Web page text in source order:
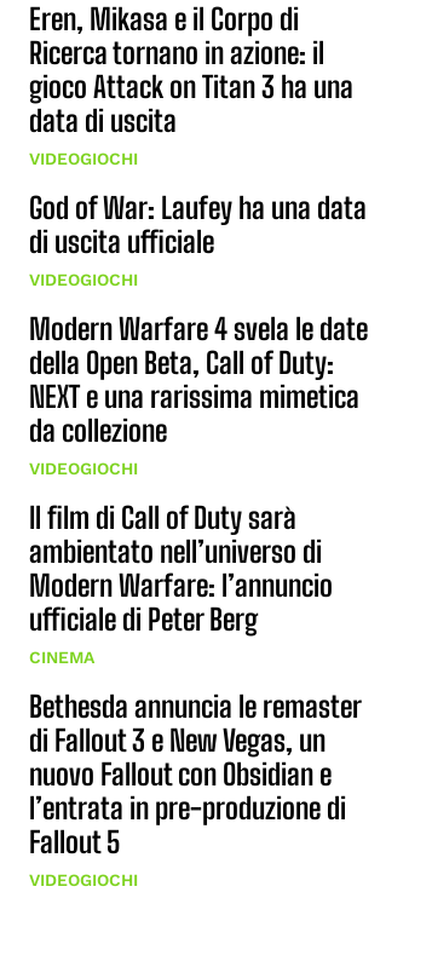
Eren, Mikasa e il Corpo di
Ricerca tornano in azione: il
gioco Attack on Titan 3 ha una
data di uscita
VIDEOGIOCHI
God of War: Laufey ha una data
di uscita ufficiale
VIDEOGIOCHI
Modern Warfare 4 svela le date
della Open Beta, Call of Duty:
NEXT e una rarissima mimetica
da collezione
VIDEOGIOCHI
Il film di Call of Duty sarà
ambientato nell’universo di
Modern Warfare: l’annuncio
ufficiale di Peter Berg
CINEMA
Bethesda annuncia le remaster
di Fallout 3 e New Vegas, un
nuovo Fallout con Obsidian e
l’entrata in pre-produzione di
Fallout 5
VIDEOGIOCHI